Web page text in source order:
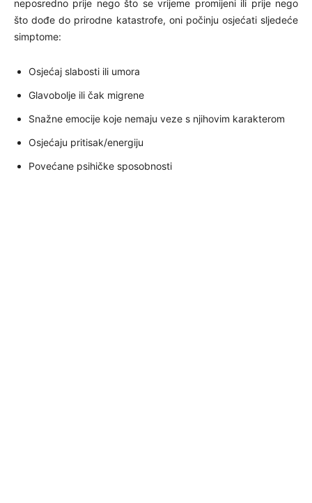
neposredno prije nego što se vrijeme promijeni ili prije nego
što dođe do prirodne katastrofe, oni počinju osjećati sljedeće
simptome:
Osjećaj slabosti ili umora
Glavobolje ili čak migrene
Snažne emocije koje nemaju veze s njihovim karakterom
Osjećaju pritisak/energiju
Povećane psihičke sposobnosti